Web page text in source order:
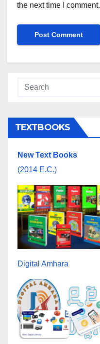
the next time I comment.
TEXTBOOKS
New Text Books
(2014 E.C.)
Digital Amhara